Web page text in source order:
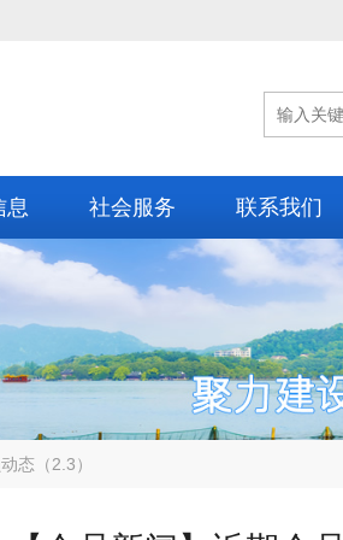
息 社会服务 联系我们
态（2.3）